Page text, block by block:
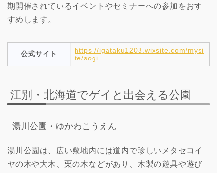
期開催されているイベントやセミナーへの参加をおす
すめします。
公式サイト
https://igataku1203.wixsite.com/mysi
te/sogi
江別・北海道でゲイと出会える公園
湯川公園・ゆかわこうえん
湯川公園は、広い敷地内には道内で珍しいメタセコイ
ヤの木や大木、栗の木などがあり、木製の遊具や遊び